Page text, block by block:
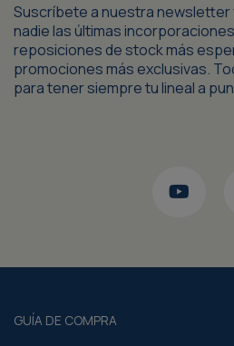
Suscríbete a nuestra newsletter
nadie las últimas
reposiciones de stock más
promociones más exclusivas.
para tener siempre tu lineal a
GUÍA DE COMPRA